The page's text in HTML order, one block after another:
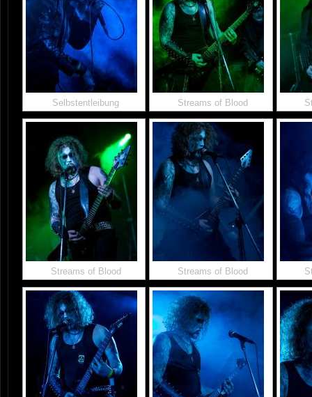
Selbstentleibung Streams of Blood
Streams of Blood Streams of Blood